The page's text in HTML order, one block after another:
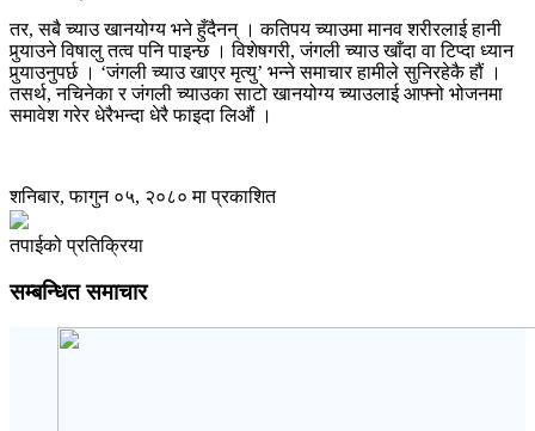
तर, सबै च्याउ खानयोग्य भने हुँदैनन् । कतिपय च्याउमा मानव शरीरलाई हानी
पुर्‍याउने विषालु तत्व पनि पाइन्छ । विशेषगरी, जंगली च्याउ खाँदा वा टिप्दा ध्यान
पुर्‍याउनुपर्छ । ‘जंगली च्याउ खाएर मृत्यु’ भन्ने समाचार हामीले सुनिरहेकै हौं ।
तसर्थ, नचिनेका र जंगली च्याउका साटो खानयोग्य च्याउलाई आफ्नो भोजनमा
समावेश गरेर धेरैभन्दा धेरै फाइदा लिऔं ।
शनिबार, फागुन ०५, २०८० मा प्रकाशित
तपाईको प्रतिक्रिया
सम्बन्धित समाचार